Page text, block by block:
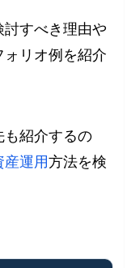
すべき理由や
リオ例を紹介
も紹介するの
産運用方法を検